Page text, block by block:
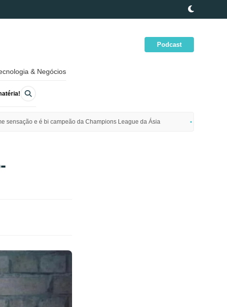
Podcast
& Negócios
sensação e é bi campeão da Champions League da Ásia